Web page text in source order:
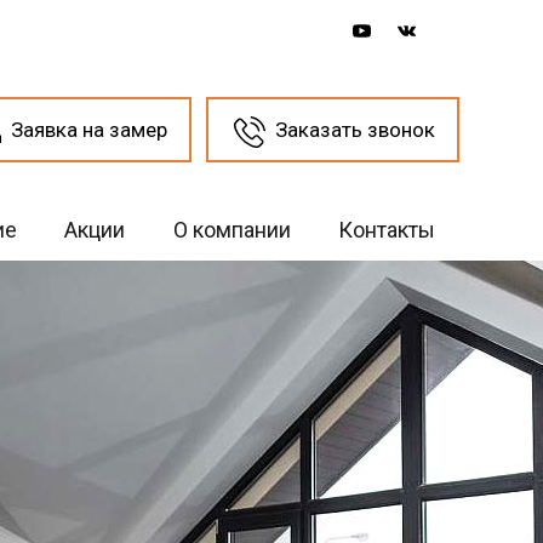
Заявка на замер Заказать звонок
Акции О компании Контакты